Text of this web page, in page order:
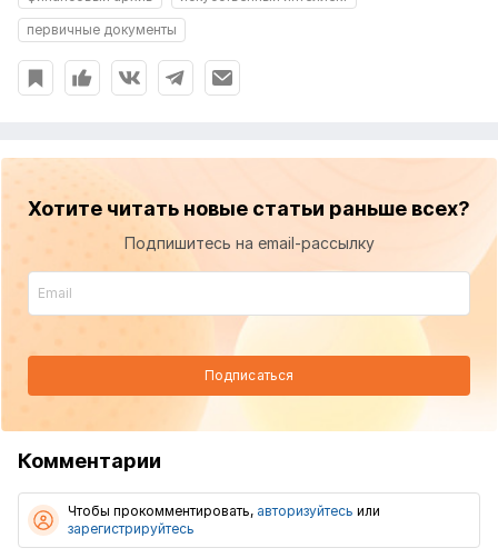
первичные документы
Хотите читать новые статьи раньше всех?
Подпишитесь на email-рассылку
Подписаться
Комментарии
Чтобы прокомментировать, авторизуйтесь или
зарегистрируйтесь